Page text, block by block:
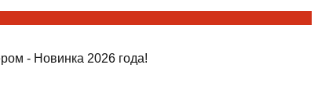
- Новинка 2026 года!